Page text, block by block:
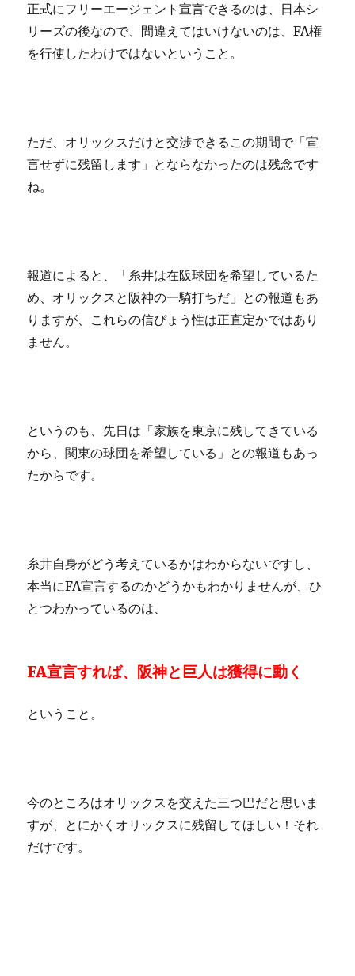
正式にフリーエージェント宣言できるのは、日本シ
リーズの後なので、間違えてはいけないのは、FA権
を行使したわけではないということ。
ただ、オリックスだけと交渉できるこの期間で「宣
言せずに残留します」とならなかったのは残念です
ね。
報道によると、「糸井は在阪球団を希望しているた
め、オリックスと阪神の一騎打ちだ」との報道もあ
りますが、これらの信ぴょう性は正直定かではあり
ません。
というのも、先日は「家族を東京に残してきている
から、関東の球団を希望している」との報道もあっ
たからです。
糸井自身がどう考えているかはわからないですし、
本当にFA宣言するのかどうかもわかりませんが、ひ
とつわかっているのは、
FA宣言すれば、阪神と巨人は獲得に動く
ということ。
今のところはオリックスを交えた三つ巴だと思いま
すが、とにかくオリックスに残留してほしい！それ
だけです。